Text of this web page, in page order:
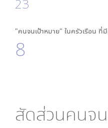
23
"คนจนเป้าหมาย" ในครัวเรือน ที่
8
สัดส่วนคนจ